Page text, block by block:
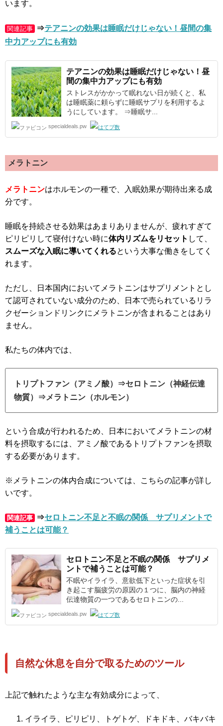
います。
関連記事 ⇒テアニンの効果は睡眠だけじゃない！昼間の集
中力アップにも有効
テアニンの効果は睡眠だけじゃない！昼
間の集中力アップにも有効
ストレスがかかって眠れない日が続くと、私
は睡眠薬に頼らずに睡眠サプリを利用するよ
うにしています。 ⇒睡眠サ...
specialdeals.pw
メラトニン
メラトニンはホルモンの一種で、入眠効果が期待出来る成
分です。
睡眠を持続させる効果はあまりありませんが、疲れすぎて
ピリピリして寝付けない時に体内リズムをリセット して、
スムーズな入眠に導いてくれるという大事な働きをしてく
れます。
ただし、日本国内においてメラトニンはサプリメントとし
て認可されていない成分のため、日本で売られているリラ
クゼーションドリンクにメラトニンが含まれることはあり
ません。
私たちの体内では、
トリプトファン（アミノ酸）⇒セロトニン（神経伝達
物質）⇒メラトニン（ホルモン）
という合成が行われるため、日本においてメラトニンの材
料を摂取するには、アミノ酸であるトリプトファンを摂取
する必要があります。
※メラトニンの体内合成については、こちらの記事が詳し
いです。
関連記事 ⇒セロトニン不足と不眠の関係 サプリメントで
補うことは可能？
セロトニン不足と不眠の関係 サプリメ
ントで補うことは可能？
不眠やイライラ、意欲低下といった症状を引
き起こす脳疲労の原因の１つに、脳内の神経
伝達物質の一つであるセロトニンの...
specialdeals.pw
自然な休息を自分で取るためのツール
上記で触れたような主な有効成分によって、
イライラ、ピリピリ、トゲトゲ、ドキドキ、バキバキ